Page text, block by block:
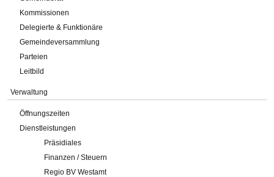
Kommissionen
Delegierte & Funktionäre
Gemeindeversammlung
Parteien
Leitbild
Verwaltung
Öffnungszeiten
Dienstleistungen
Präsidiales
Finanzen / Steuern
Regio BV Westamt